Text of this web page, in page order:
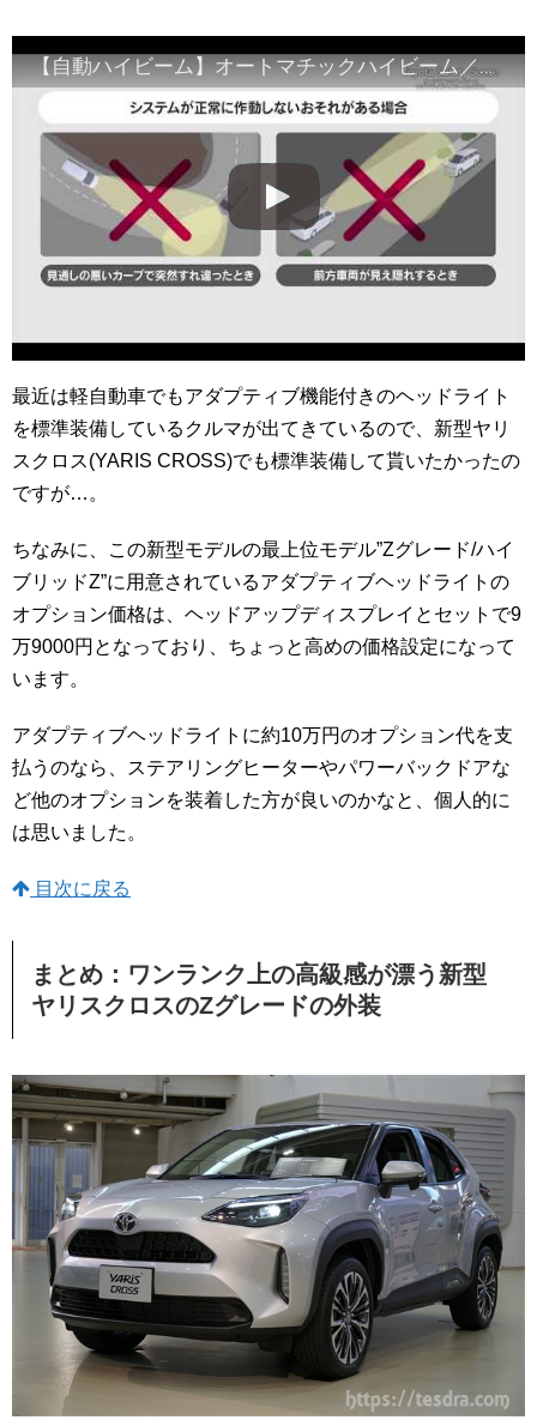
【自動ハイビーム】オートマチックハイビーム／アダプティブハイビームシステム
最近は軽自動車でもアダプティブ機能付きのヘッドライト
を標準装備しているクルマが出てきているので、新型ヤリ
スクロス(YARIS CROSS)でも標準装備して貰いたかったの
ですが…。
ちなみに、この新型モデルの最上位モデル”Zグレード/ハイ
ブリッドZ”に用意されているアダプティブヘッドライトの
オプション価格は、ヘッドアップディスプレイとセットで9
万9000円となっており、ちょっと高めの価格設定になって
います。
アダプティブヘッドライトに約10万円のオプション代を支
払うのなら、ステアリングヒーターやパワーバックドアな
ど他のオプションを装着した方が良いのかなと、個人的に
は思いました。
目次に戻る
まとめ：ワンランク上の高級感が漂う新型
ヤリスクロスのZグレードの外装